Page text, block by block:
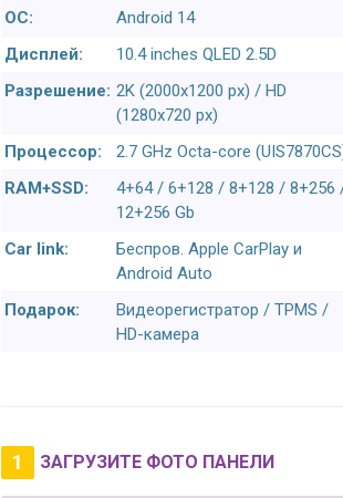
ОС:
Android 14
Дисплей:
10.4 inches QLED 2.5D
Разрешение: 2K (2000x1200 px) / HD
(1280x720 px)
Процессор:
2.7 GHz Octa-core
RAM+SSD:
4+64 / 6+128 / 8+128 / 8+256
12+256 Gb
Car link:
Беспров. Apple CarPlay и
Android Auto
Подарок:
Видеорегистратор / TPMS /
HD-камера
1 ЗАГРУЗИТЕ ФОТО ПАНЕЛИ